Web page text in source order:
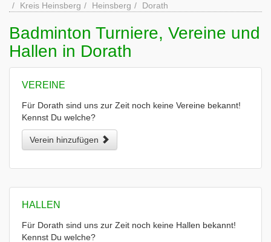
Kreis Heinsberg
Heinsberg Dorath
Badminton Turniere, Vereine und
Hallen in Dorath
VEREINE
Für Dorath sind uns zur Zeit noch keine Vereine bekannt!
Kennst Du welche?
Verein hinzufügen
HALLEN
Für Dorath sind uns zur Zeit noch keine Hallen bekannt!
Kennst Du welche?